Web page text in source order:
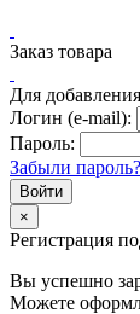
Заказ товара
Для
Логин (e-mail):
Пароль:
Забыли пароль?
×
Регистрация
Вы успешно
Можете